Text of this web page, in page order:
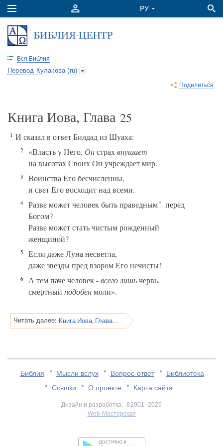
Вся Библия
Перевод Кулакова (ru)
Поделиться
Книга Иова, Глава 25
1 И сказал в ответ Билдад из Шуаха:
2 «Власть у Него, Онстрахвнушает
на высотах Своих Он учреждает мир.
3
Воинства Его бесчисленны,
и свет Его восходит над всеми.
4 Разве может человек быть праведным*
перед
Богом?
Разве может стать чистым рожденный
женщиной?
5
Если даже Луна несветла,
даже звезды пред взором Его нечисты!
6 А тем паче человек -всего лишьчервь,
смертный подобенмоли».
Читать далее: Книга Иова, Глава 26
Библия Мысли вслух Вопрос-ответ
Библиотека
Ссылки
О проекте Карта сайта
Дизайн и разработка: ©2001–2026
Web-Мастерская